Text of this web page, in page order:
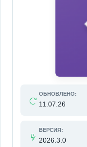
ОБНОВЛЕНО:
11.07.26
ВЕРСИЯ:
2026.3.0